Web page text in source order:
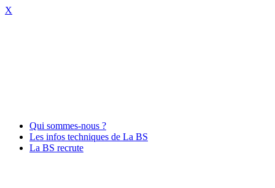
X
Qui sommes-nous ?
Les infos techniques de La BS
La BS recrute